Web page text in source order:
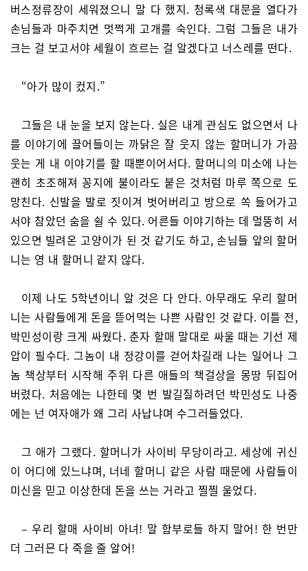
버스정류장이 세워졌으니 말 다 했지. 청록색 대문을 열다가
손님들과 마주치면 멋쩍게 고개를 숙인다. 그럼 그들은 내가
크는 걸 보고서야 세월이 흐르는 걸 알겠다고 너스레를 떤다.
“아가 많이 컸지.”
그들은 내 눈을 보지 않는다. 실은 내게 관심도 없으면서 나
를 이야기에 끌어들이는 까닭은 잘 웃지 않는 할머니가 가끔
웃는 게 내 이야기를 할 때뿐이어서다. 할머니의 미소에 나는
괜히 초조해져 꽁지에 불이라도 붙은 것처럼 마루 쪽으로 도
망친다. 신발을 발로 짓이겨 벗어버리고 방으로 쏙 들어가고
서야 참았던 숨을 쉴 수 있다. 어른들 이야기하는 데 멀뚱히 서
있으면 빌려온 고양이가 된 것 같기도 하고, 손님들 앞의 할머
니는 영 내 할머니 같지 않다.
이제 나도 5학년이니 알 것은 다 안다. 아무래도 우리 할머
니는 사람들에게 돈을 뜯어먹는 나쁜 사람인 것 같다. 이틀 전,
박민성이랑 크게 싸웠다. 춘자 할매 말대로 싸울 때는 기선 제
압이 필수다. 그놈이 내 정강이를 걷어차길래 나는 일어나 그
놈 책상부터 시작해 주위 다른 애들의 책걸상을 몽땅 뒤집어
버렸다. 처음에는 나한테 몇 번 발길질하려던 박민성도 나중
에는 넌 여자애가 왜 그리 사납냐며 수그러들었다.
그 애가 그랬다. 할머니가 사이비 무당이라고. 세상에 귀신
이 어디에 있느냐며, 너네 할머니 같은 사람 때문에 사람들이
미신을 믿고 이상한데 돈을 쓰는 거라고 찔찔 울었다.
– 우리 할매 사이비 아녀! 말 함부로들 하지 말어! 한 번만
더 그러믄 다 죽을 줄 알어!